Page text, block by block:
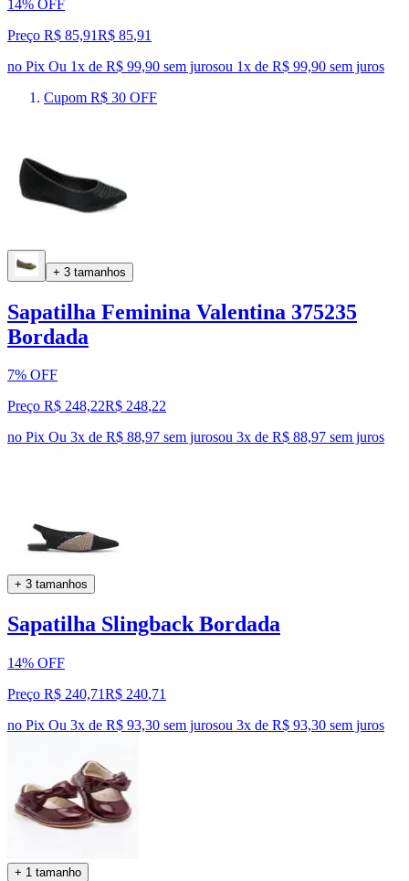
14% OFF
Preço R$ 85,91R$ 85,91
no Pix Ou 1x de R$ 99,90 sem jurosou 1x de R$ 99,90 sem juros
Cupom R$ 30 OFF
+ 3 tamanhos
Sapatilha Feminina Valentina 375235
Bordada
7% OFF
Preço R$ 248,22R$ 248,22
no Pix Ou 3x de R$ 88,97 sem jurosou 3x de R$ 88,97 sem juros
+ 3 tamanhos
Sapatilha Slingback Bordada
14% OFF
Preço R$ 240,71R$ 240,71
no Pix Ou 3x de R$ 93,30 sem jurosou 3x de R$ 93,30 sem juros
+ 1 tamanho